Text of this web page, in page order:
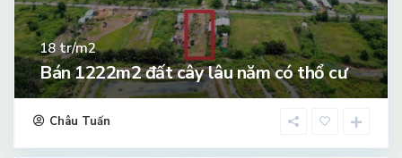
18 tr/m2
Bán 1222m2 đất cây lâu năm có thổ cư
Châu Tuấn